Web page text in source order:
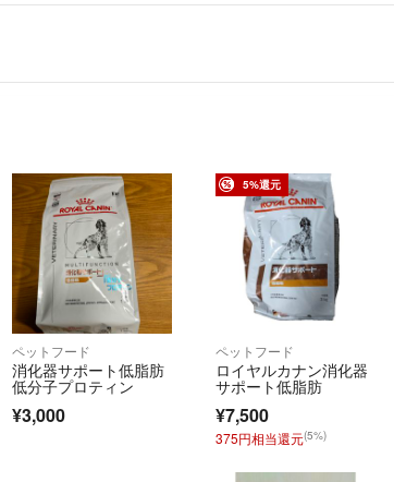
ペットフード
消化器サポート低脂肪
低分子プロティン
¥3,000
5%還元
ペットフード
ロイヤルカナン消化器
サポート低脂肪
¥7,500
375円相当還元(5%)